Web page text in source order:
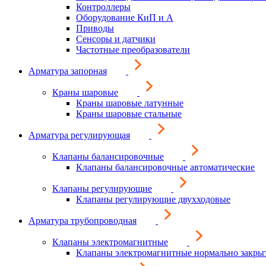
Контроллеры
Оборудование КиП и А
Приводы
Сенсоры и датчики
Частотные преобразователи
Арматура запорная
Краны шаровые
Краны шаровые латунные
Краны шаровые стальные
Арматура регулирующая
Клапаны балансировочные
Клапаны балансировочные автоматические
Клапаны регулирующие
Клапаны регулирующие двухходовые
Арматура трубопроводная
Клапаны электромагнитные
Клапаны электромагнитные нормально